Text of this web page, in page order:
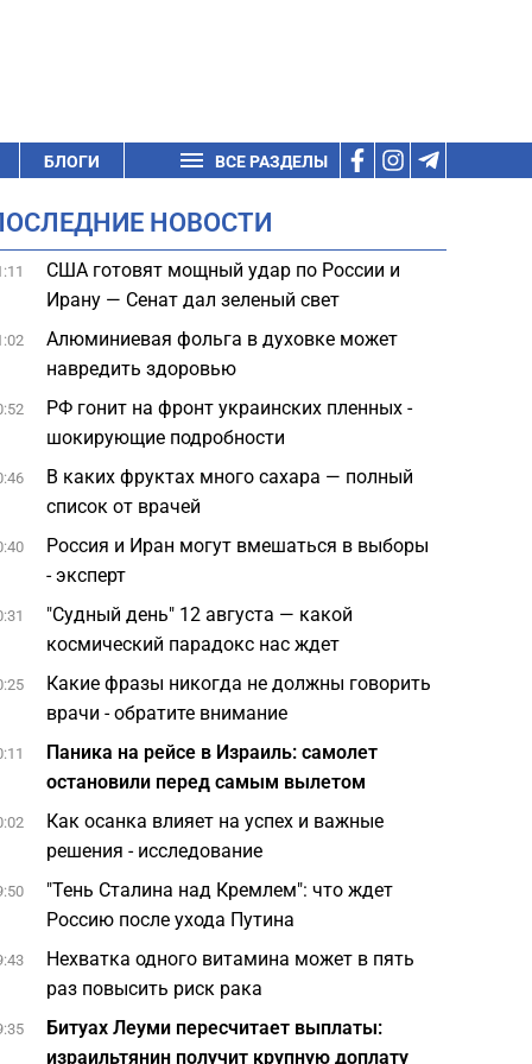
БЛОГИ ВСЕ РАЗДЕЛЫ
НОВОСТИ
США готовят мощный удар по России и
Ирану — Сенат дал зеленый свет
Алюминиевая фольга в духовке может
навредить здоровью
РФ гонит на фронт украинских пленных -
шокирующие подробности
В каких фруктах много сахара — полный
список от врачей
Россия и Иран могут вмешаться в выборы
- эксперт
"Судный день" 12 августа — какой
космический парадокс нас ждет
Какие фразы никогда не должны говорить
врачи - обратите внимание
Паника на рейсе в Израиль: самолет
остановили перед самым вылетом
Как осанка влияет на успех и важные
решения - исследование
"Тень Сталина над Кремлем": что ждет
Россию после ухода Путина
Нехватка одного витамина может в пять
раз повысить риск рака
Битуах Леуми пересчитает выплаты:
израильтянин получит крупную доплату